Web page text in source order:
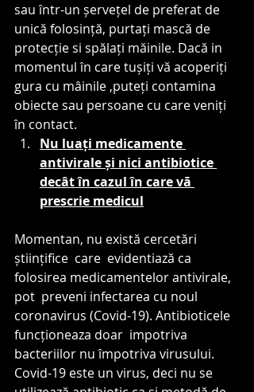
sau într-un șervețel de preferat de
unică folosință, purtați mască de
protecție si spălați măinile. Dacă in
momentul în care tușiți vă acoperiți
gura cu mâinile ,puteți contamina
obiecte sau persoane cu care veniți
în contact.
Nu luați medicamente
antivirale și nici antibiotice
decât în cazul în care vă
prescrie medicul
Momentan, nu există cercetări
științifice  care  evidentiază ca
folosirea medicamentelor antivirale,
pot  preveni infectarea cu noul
coronavirus (Covid-19). Antibioticele
funcționeaza doar  impotriva
bacteriilor nu împotriva virusului.
Covid-19 este un virus, deci nu se